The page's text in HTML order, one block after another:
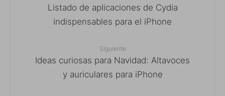
Listado de aplicaciones de Cydia
indispensables para el iPhone
Siguiente
Ideas curiosas para Navidad: Altavoces
y auriculares para iPhone